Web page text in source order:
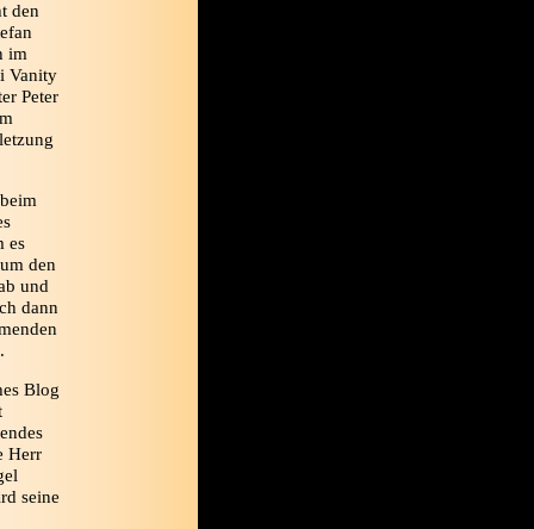
den
im
Vanity
Peter
es
den
und
dann
Blog
Herr
seine